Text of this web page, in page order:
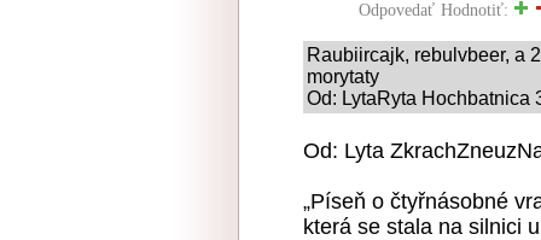
Odpovedať Hodnotiť:
Raubiircajk, rebulvbeer, a
morytaty
Od: LytaRyta Hochbatnica
Od: Lyta
„Píseň o čtyřnásobné
která se stala na silnici